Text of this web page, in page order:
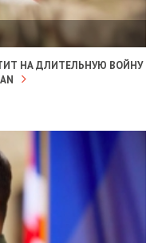
НА ДЛИТЕЛЬНУЮ ВОЙНУ